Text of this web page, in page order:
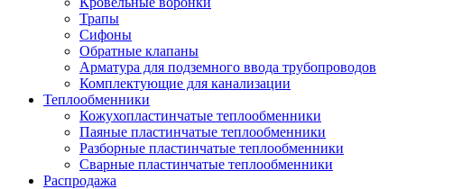
Трапы
Сифоны
Обратные клапаны
Арматура для подземного ввода трубопроводов
Комплектующие для канализации
Теплообменники
Кожухопластинчатые теплообменники
Паяные пластинчатые теплообменники
Разборные пластинчатые теплообменники
Сварные пластинчатые теплообменники
Распродажа